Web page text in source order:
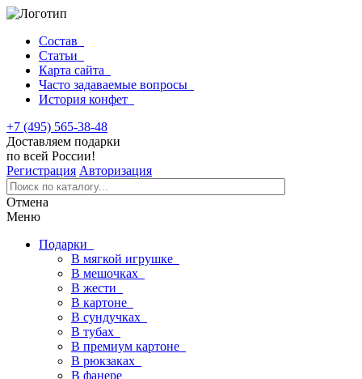
Состав
Статьи
Карта сайта
Часто задаваемые вопросы
История конфет
+7 (495) 565-38-48
Доставляем подарки
по всей России!
Регистрация Авторизация
Отмена
Меню
Подарки
В мягкой игрушке
В мешочках
В жести
В картоне
В сундучках
В тубах
В премиум картоне
В рюкзаках
В фанере